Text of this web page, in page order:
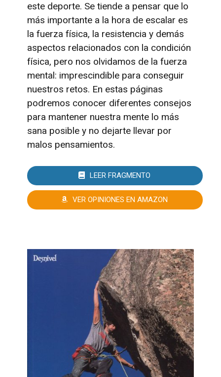
este deporte. Se tiende a pensar que lo
más importante a la hora de escalar es
la fuerza física, la resistencia y demás
aspectos relacionados con la condición
física, pero nos olvidamos de la fuerza
mental: imprescindible para conseguir
nuestros retos. En estas páginas
podremos conocer diferentes consejos
para mantener nuestra mente lo más
sana posible y no dejarte llevar por
malos pensamientos.
LEER FRAGMENTO
VER OPINIONES EN AMAZON